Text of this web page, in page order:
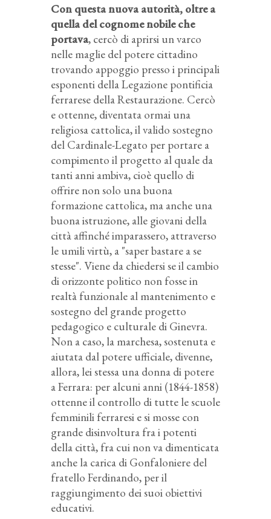
Con questa nuova autorità, oltre a
quella del cognome nobile che
portava, cercò di aprirsi un varco
nelle maglie del potere cittadino
trovando appoggio presso i principali
esponenti della Legazione pontificia
ferrarese della Restaurazione. Cercò
e ottenne, diventata ormai una
religiosa cattolica, il valido sostegno
del Cardinale-Legato per portare a
compimento il progetto al quale da
tanti anni ambiva, cioè quello di
offrire non solo una buona
formazione cattolica, ma anche una
buona istruzione, alle giovani della
città affinché imparassero, attraverso
le umili virtù, a "saper bastare a se
stesse". Viene da chiedersi se il cambio
di orizzonte politico non fosse in
realtà funzionale al mantenimento e
sostegno del grande progetto
pedagogico e culturale di Ginevra.
Non a caso, la marchesa, sostenuta e
aiutata dal potere ufficiale, divenne,
allora, lei stessa una donna di potere
a Ferrara: per alcuni anni (1844-1858)
ottenne il controllo di tutte le scuole
femminili ferraresi e si mosse con
grande disinvoltura fra i potenti
della città, fra cui non va dimenticata
anche la carica di Gonfaloniere del
fratello Ferdinando, per il
raggiungimento dei suoi obiettivi
educativi.